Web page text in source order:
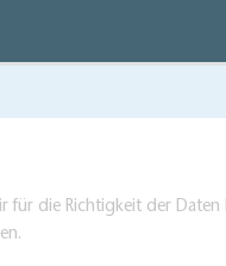
die Richtigkeit der